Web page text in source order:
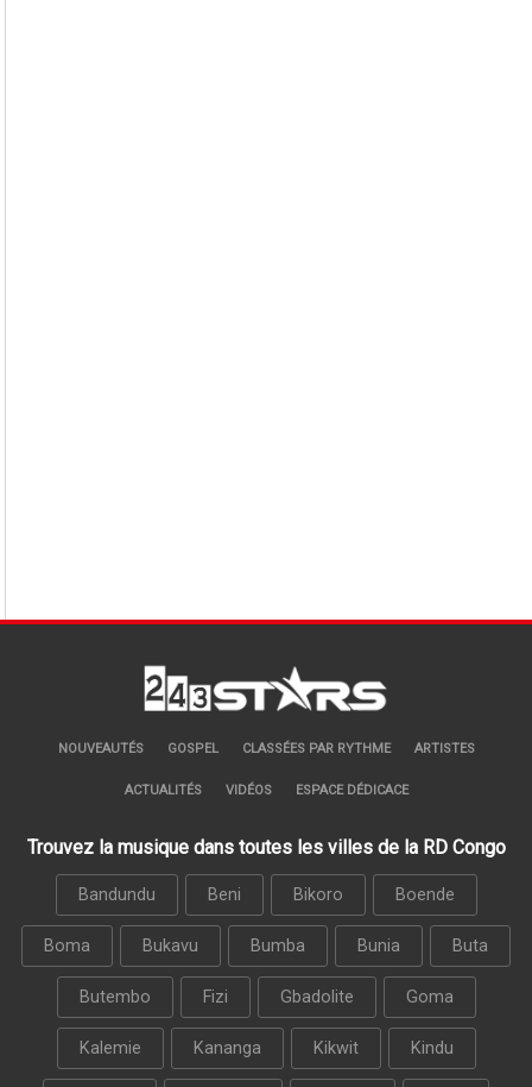
NOUVEAUTÉS GOSPEL CLASSÉES PAR RYTHME ARTISTES
ACTUALITÉS VIDÉOS ESPACE DÉDICACE
Trouvez la musique dans toutes les villes de la RD Congo
Bandundu Beni Bikoro Boende
Boma Bukavu Bumba Bunia Buta
Butembo Fizi Gbadolite Goma
Kalemie Kananga Kikwit Kindu